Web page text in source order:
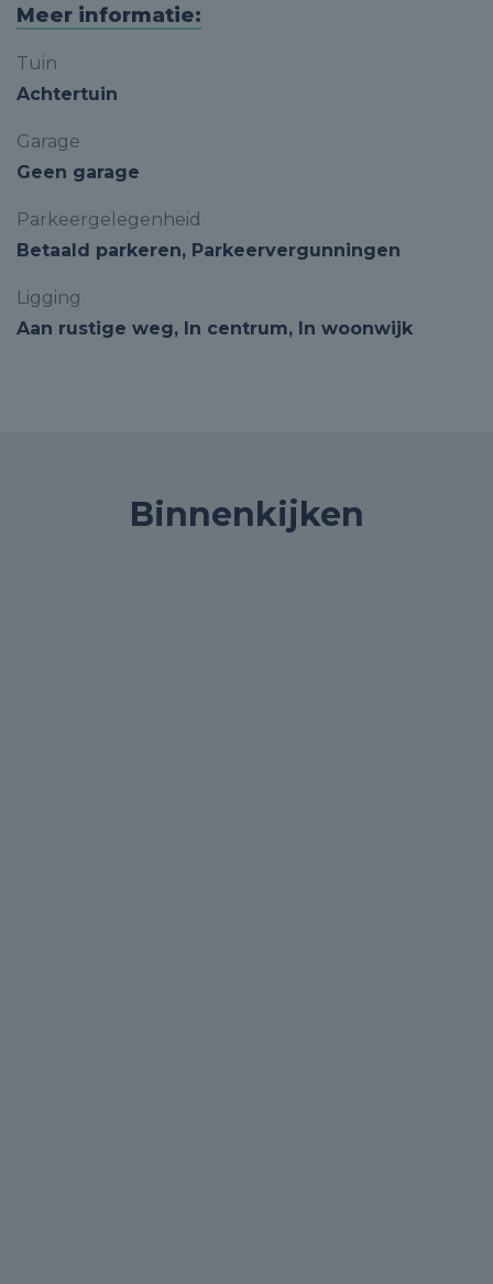
Meer informatie:
Tuin
Achtertuin
Garage
Geen garage
Parkeergelegenheid
Betaald parkeren, Parkeervergunningen
Ligging
Aan rustige weg, In centrum, In woonwijk
Binnenkijken